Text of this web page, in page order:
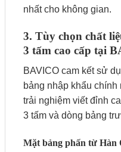
nhất cho không gian.
3. Tùy chọn chất
3 tấm cao cấp tại
BAVICO cam kết sử
bảng nhập khẩu
trải nghiệm viết đỉnh
3 tấm và dòng bảng
Mặt bảng phấn từ Hàn